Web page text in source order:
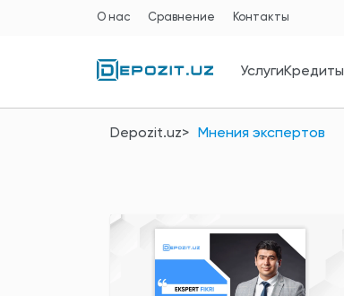
О нас Сравнение Контакты
УслугиКредиты
Depozit.uz Мнения экспертов